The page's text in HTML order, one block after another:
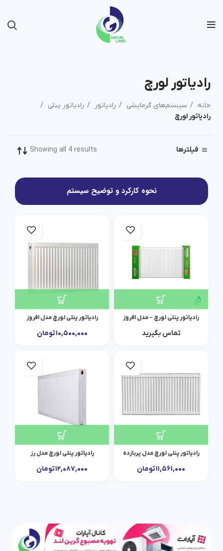
رادیاتور لورچ
خانه سیستم‌های گرمایشی رادیاتور
رادیاتور پنلی
رادیاتور لورچ
فیلترها Showing all 4 results
نحوه کارکرد و توضیح سیستم
رادیاتور پنلی لورچ – مدل افروز
تماس بگیرید
رادیاتور پنلی لورچ مدل افروز
۱۰,۵۰۰,۰۰۰تومان
رادیاتور پنلی لورچ مدل پربازده
۱۱,۵۶۱,۰۰۰تومان
رادیاتور پنلی لورچ مدل رز
۱۲,۰۸۷,۰۰۰تومان